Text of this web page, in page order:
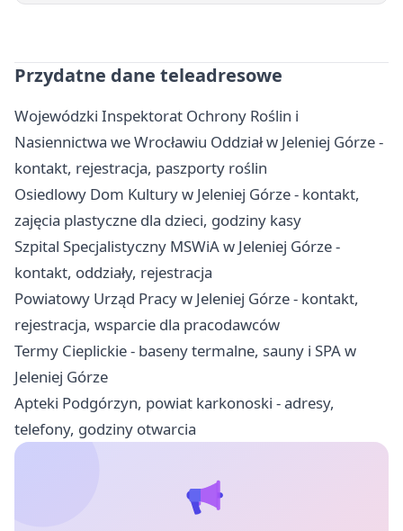
Przydatne dane teleadresowe
Wojewódzki Inspektorat Ochrony Roślin i
Nasiennictwa we Wrocławiu Oddział w Jeleniej Górze -
kontakt, rejestracja, paszporty roślin
Osiedlowy Dom Kultury w Jeleniej Górze - kontakt,
zajęcia plastyczne dla dzieci, godziny kasy
Szpital Specjalistyczny MSWiA w Jeleniej Górze -
kontakt, oddziały, rejestracja
Powiatowy Urząd Pracy w Jeleniej Górze - kontakt,
rejestracja, wsparcie dla pracodawców
Termy Cieplickie - baseny termalne, sauny i SPA w
Jeleniej Górze
Apteki Podgórzyn, powiat karkonoski - adresy,
telefony, godziny otwarcia